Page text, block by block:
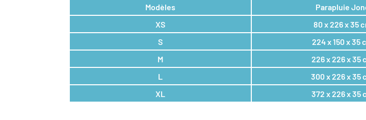
Modèles Parapluie
XS
80 x 226 x 35
S
224 x 150 x 35
M
226 x 226 x 35
L
300 x 226 x 35
XL
372 x 226 x 35